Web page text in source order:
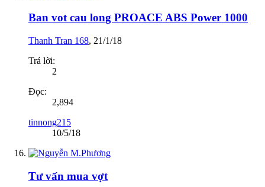
Ban vot cau long PROACE ABS Power 1000
Thanh Tran 168, 21/1/18
Trả lời:
2
Đọc:
2,894
tinnong215
10/5/18
Tư vấn mua vợt